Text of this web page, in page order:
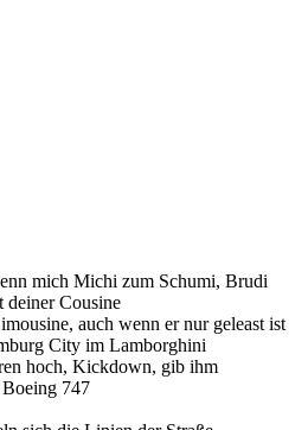
mich Michi zum Schumi, Brudi
Cousine
auch wenn er nur geleast ist
City im Lamborghini
hoch, Kickdown, gib ihm
747